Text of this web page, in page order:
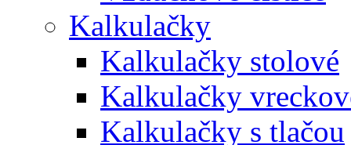
Kalkulačky
Kalkulačky stolové
Kalkulačky
Kalkulačky s tlačou